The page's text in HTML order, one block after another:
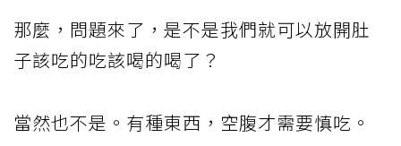
那麼，問題來了，是不是我們就可以放開肚
子該吃的吃該喝的喝了？
當然也不是。有種東西，空腹才需要慎吃。